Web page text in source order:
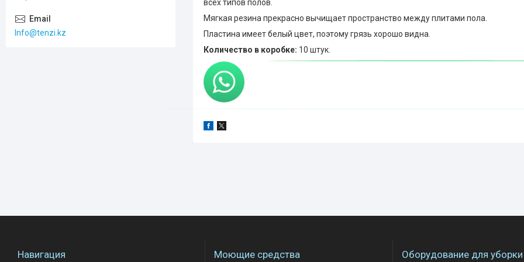
всех типов полов.
Мягкая резина прекрасно вычищает пространство между плитами пола.
Пластина имеет белый цвет, поэтому грязь хорошо видна.
Количество в коробке: 10 штук.
Info@tenzi.kz
Навигация Моющие средства Оборудование для уборки